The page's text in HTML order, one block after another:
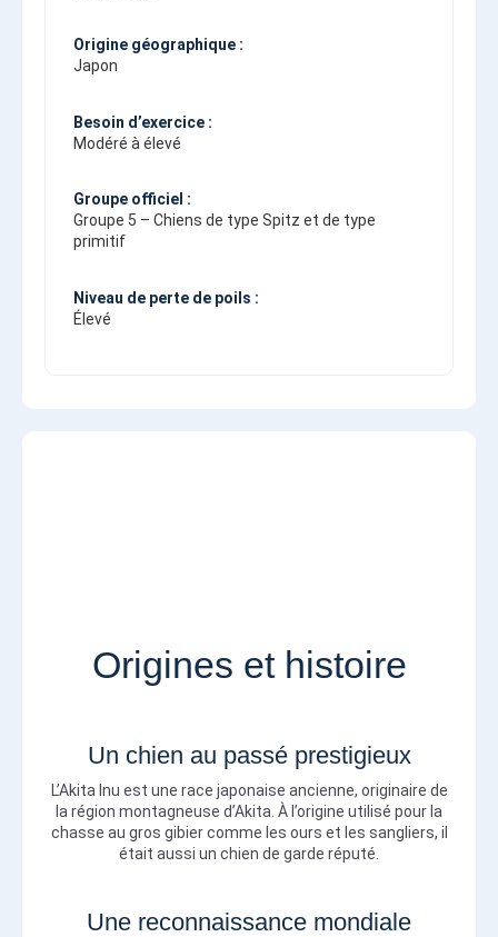
Origine géographique :
Japon
Besoin d’exercice :
Modéré à élevé
Groupe officiel :
Groupe 5 – Chiens de type Spitz et de type
primitif
Niveau de perte de poils :
Élevé
Origines et histoire
Un chien au passé prestigieux
L’Akita Inu est une race japonaise ancienne, originaire de
la région montagneuse d’Akita. À l’origine utilisé pour la
chasse au gros gibier comme les ours et les sangliers, il
était aussi un chien de garde réputé.
Une reconnaissance mondiale